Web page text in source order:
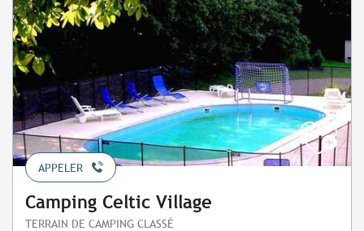
APPELER
Camping Celtic Village
TERRAIN DE CAMPING CLASSÉ